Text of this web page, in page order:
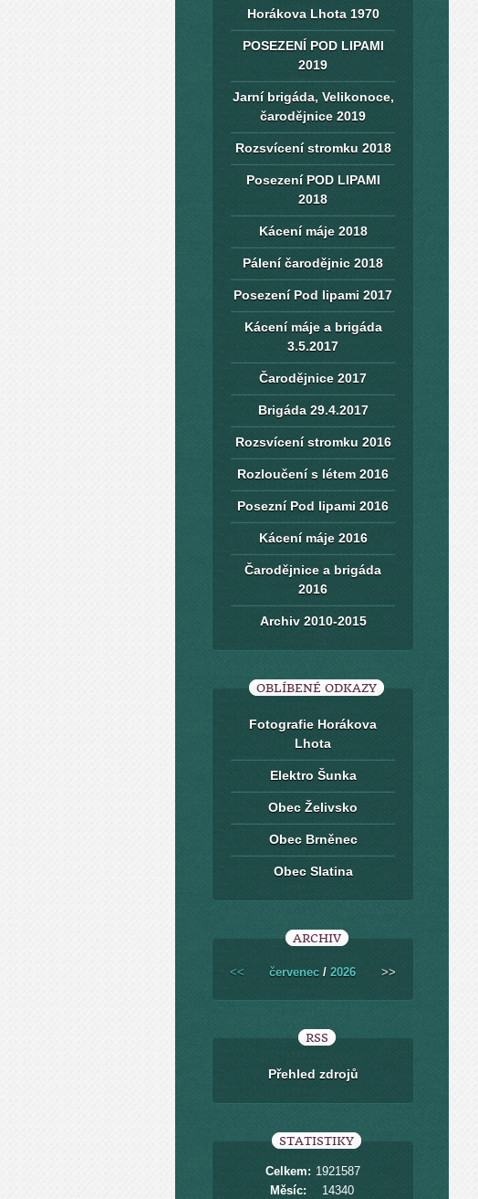
Horákova Lhota 1970
POSEZENÍ POD LIPAMI
2019
Jarní brigáda, Velikonoce,
čarodějnice 2019
Rozsvícení stromku 2018
Posezení POD LIPAMI
2018
Kácení máje 2018
Pálení čarodějnic 2018
Posezení Pod lipami 2017
Kácení máje a brigáda
3.5.2017
Čarodějnice 2017
Brigáda 29.4.2017
Rozsvícení stromku 2016
Rozloučení s létem 2016
Posezní Pod lipami 2016
Kácení máje 2016
Čarodějnice a brigáda
2016
Archiv 2010-2015
OBLÍBENÉ ODKAZY
Fotografie Horákova
Lhota
Elektro Šunka
Obec Želivsko
Obec Brněnec
Obec Slatina
ARCHIV
<< červenec / 2026 >>
RSS
Přehled zdrojů
STATISTIKY
Celkem: 1921587
Měsíc:
14340